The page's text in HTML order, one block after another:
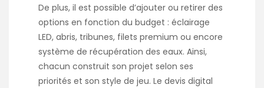
De plus, il est possible d’ajouter ou retirer des
options en fonction du budget : éclairage
LED, abris, tribunes, filets premium ou encore
système de récupération des eaux. Ainsi,
chacun construit son projet selon ses
priorités et son style de jeu. Le devis digital